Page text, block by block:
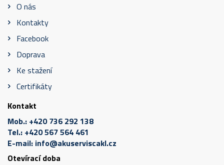
O nás
Kontakty
Facebook
Doprava
Ke stažení
Certifikáty
Kontakt
Mob.: +420 736 292 138
Tel.: +420 567 564 461
E-mail: info@akuserviscakl.cz
Otevírací doba